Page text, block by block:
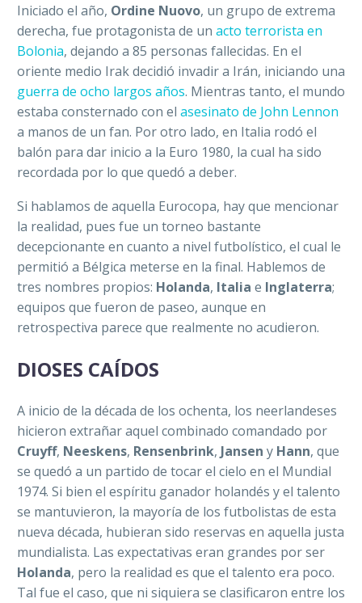
Iniciado el año, Ordine Nuovo, un grupo de extrema
derecha, fue protagonista de un acto terrorista en
Bolonia, dejando a 85 personas fallecidas. En el
oriente medio Irak decidió invadir a Irán, iniciando una
guerra de ocho largos años. Mientras tanto, el mundo
estaba consternado con el asesinato de John Lennon
a manos de un fan. Por otro lado, en Italia rodó el
balón para dar inicio a la Euro 1980, la cual ha sido
recordada por lo que quedó a deber.
Si hablamos de aquella Eurocopa, hay que mencionar
la realidad, pues fue un torneo bastante
decepcionante en cuanto a nivel futbolístico, el cual le
permitió a Bélgica meterse en la final. Hablemos de
tres nombres propios: Holanda, Italia e Inglaterra;
equipos que fueron de paseo, aunque en
retrospectiva parece que realmente no acudieron.
DIOSES CAÍDOS
A inicio de la década de los ochenta, los neerlandeses
hicieron extrañar aquel combinado comandado por
Cruyff, Neeskens, Rensenbrink, Jansen y Hann, que
se quedó a un partido de tocar el cielo en el Mundial
1974. Si bien el espíritu ganador holandés y el talento
se mantuvieron, la mayoría de los futbolistas de esta
nueva década, hubieran sido reservas en aquella justa
mundialista. Las expectativas eran grandes por ser
Holanda, pero la realidad es que el talento era poco.
Tal fue el caso, que ni siquiera se clasificaron entre los